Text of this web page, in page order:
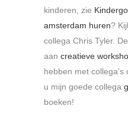
kinderen, zie
amsterdam huren?
collega Chris Tyler.
aan creatieve
hebben met
u mijn goede collega
boeken!